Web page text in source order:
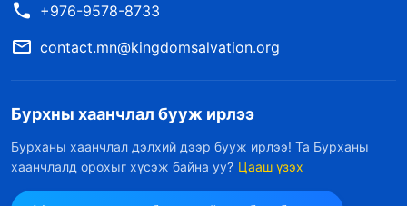
эрж хайж, асуудлыг бусадтай ярилцсан бол
ийм асуудал гарахгүй байсан.” Дараагийн
хэдэн өдөр нь миний хоолой өвдөж,
бөөлжиж, бүх бие сульдахад би Бурханд
халдсанаа мэдэж байсан, бас маш их
гунигласан.
+976-9578-8733
contact.mn@kingdomsalvation.org
Бурхны хаанчлал бууж ирлээ
Бурханы хаанчлал дэлхий дээр бууж ирлээ! Та Бурханы
хаанчлалд орохыг хүсэж байна уу? Цааш үзэх